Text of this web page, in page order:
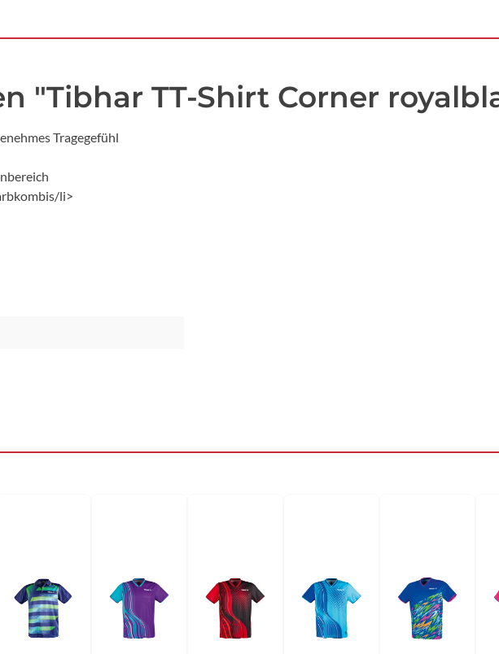
"Tibhar TT-Shirt Corner
Tragegefühl
li>